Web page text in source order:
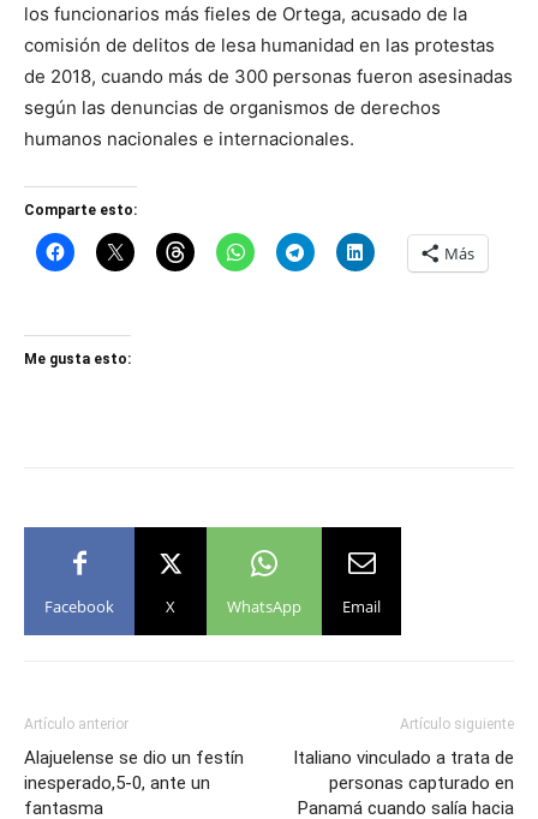
los funcionarios más fieles de Ortega, acusado de la
comisión de delitos de lesa humanidad en las protestas
de 2018, cuando más de 300 personas fueron asesinadas
según las denuncias de organismos de derechos
humanos nacionales e internacionales.
Comparte esto:
Más
Me gusta esto:
Facebook X WhatsApp Email
Artículo anterior
Alajuelense se dio un festín
inesperado,5-0, ante un
fantasma
Artículo siguiente
Italiano vinculado a trata de
personas capturado en
Panamá cuando salía hacia